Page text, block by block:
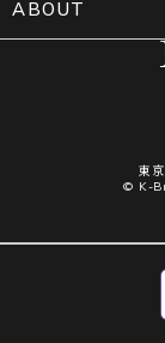
東
© K-
ABOUT